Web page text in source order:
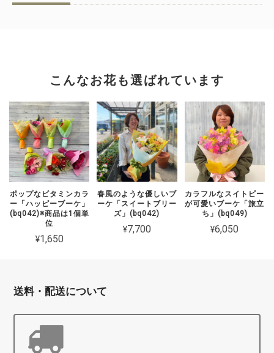
こんなお花も選ばれています
ポップなビタミンカラ
ー「ハッピーブーケ」
(bq042)※商品は1個単
位
¥1,650
春風のような優しいブ
ーケ「スイートブリー
ズ」(bq042)
¥7,700
カラフルなスイトピー
が可愛いブーケ「旅立
ち」(bq049)
¥6,050
送料・配送について